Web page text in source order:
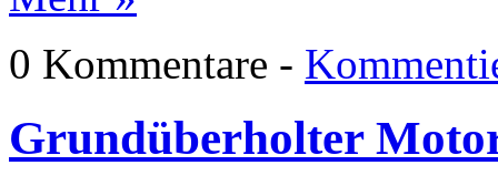
0 Kommentare -
Grundüberholter